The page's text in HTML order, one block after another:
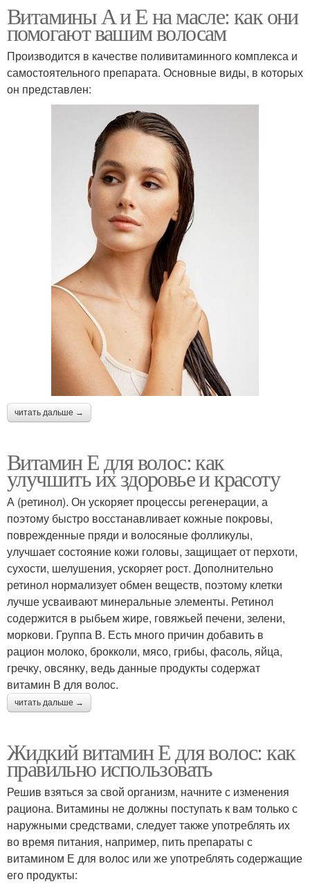
Витамины А и Е на масле: как они
помогают вашим волосам
Производится в качестве поливитаминного комплекса и
самостоятельного препарата. Основные виды, в которых
он представлен:
читать дальше →
Витамин Е для волос: как
улучшить их здоровье и красоту
А (ретинол). Он ускоряет процессы регенерации, а
поэтому быстро восстанавливает кожные покровы,
поврежденные пряди и волосяные фолликулы,
улучшает состояние кожи головы, защищает от перхоти,
сухости, шелушения, ускоряет рост. Дополнительно
ретинол нормализует обмен веществ, поэтому клетки
лучше усваивают минеральные элементы. Ретинол
содержится в рыбьем жире, говяжьей печени, зелени,
моркови. Группа В. Есть много причин добавить в
рацион молоко, брокколи, мясо, грибы, фасоль, яйца,
гречку, овсянку, ведь данные продукты содержат
витамин В для волос.
читать дальше →
Жидкий витамин Е для волос: как
правильно использовать
Решив взяться за свой организм, начните с изменения
рациона. Витамины не должны поступать к вам только с
наружными средствами, следует также употреблять их
во время питания, например, пить препараты с
витамином Е для волос или же употреблять содержащие
его продукты: